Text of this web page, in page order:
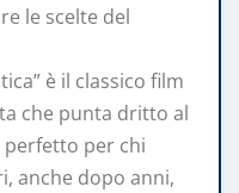
le scelte del
è il classico film
che punta dritto al
perfetto per chi
anche dopo anni,